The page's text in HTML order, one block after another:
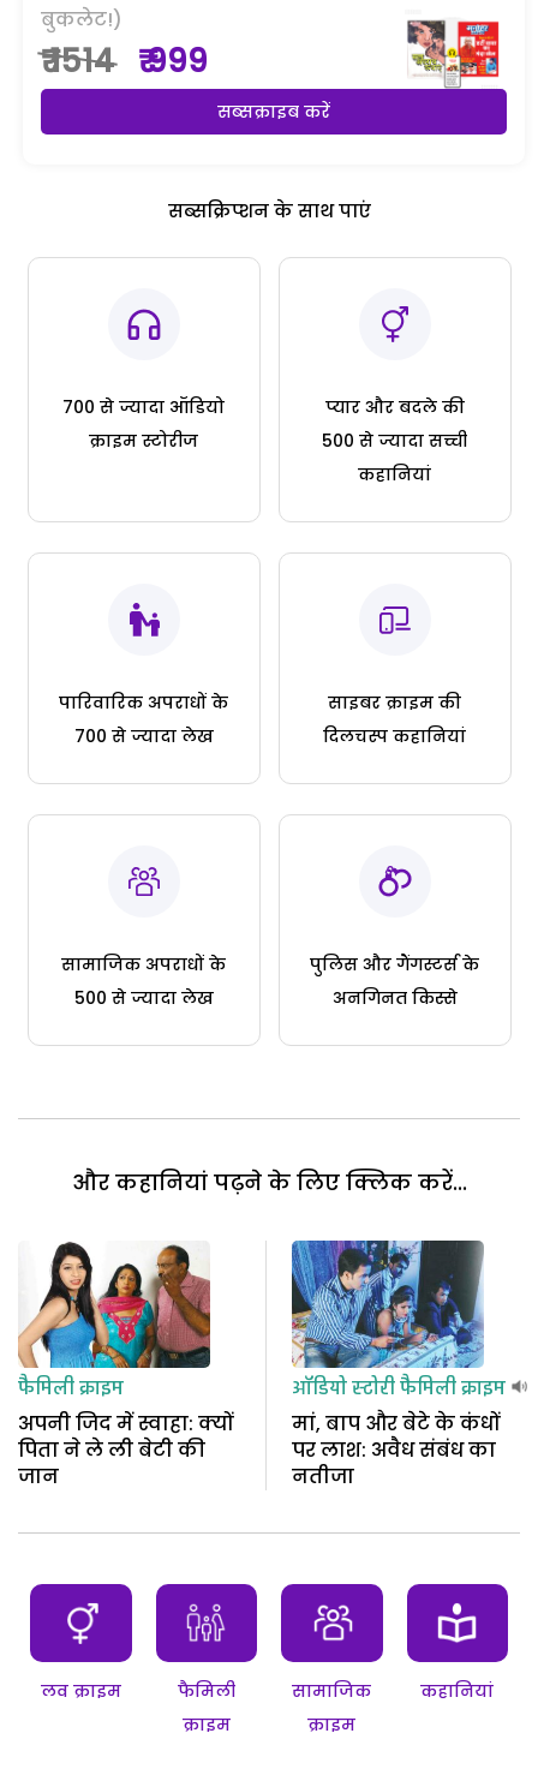
बुकलेट!)
₹ 1514 ₹ 999
सब्सक्राइब करें
सब्सक्रिप्शन के साथ पाएं
700 से ज्यादा ऑडियो
क्राइम स्टोरीज
प्यार और बदले की
500 से ज्यादा सच्ची
कहानियां
पारिवारिक अपराधों के
700 से ज्यादा लेख
साइबर क्राइम की
दिलचस्प कहानियां
सामाजिक अपराधों के
500 से ज्यादा लेख
पुलिस और गैंगस्टर्स के
अनगिनत किस्से
और कहानियां पढ़ने के लिए क्लिक करें...
फैमिली क्राइम
अपनी जिद में स्वाहा: क्यों
पिता ने ले ली बेटी की
जान
ऑडियो स्टोरीफैमिली क्राइम
मां, बाप और बेटे के कंधों
पर लाश: अवैध संबंध का
नतीजा
लव क्राइम
फैमिली
क्राइम
सामाजिक
क्राइम
कहानियां